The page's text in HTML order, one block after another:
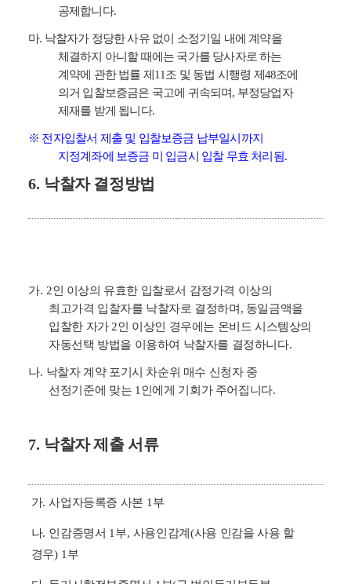
공제합니다.
마. 낙찰자가 정당한 사유 없이 소정기일 내에 계약을
체결하지 아니할 때에는 국가를 당사자로 하는
계약에 관한 법률 제 11조 및 동법 시행령 제 48조에
의거 입찰보증금은 국고에 귀속되며, 부정당업자
제재를 받게 됩니다.
※ 전자입찰서 제출 및 입찰보증금 납부일시까지
지정계좌에 보증금 미 입금시 입찰 무효 처리됨.
6. 낙찰자 결정방법
가. 2인 이상의 유효한 입찰로서 감정가격 이상의
최고가격 입찰자를 낙찰자로 결정하며 , 동일금액을
입찰한 자가 2인 이상인 경우에는 온비드 시스템상의
자동선택 방법을 이용하여 낙찰자를 결정하니다.
나. 낙찰자 계약 포기시 차순위 매수 신청자 중
선정기준에 맞는 1 인에게 기회가 주어집니다.
7. 낙찰자 제출 서류
가.사업자등록증 사본 1 부
나. 인감증명서 1 부, 사용인감계 (사용 인감을 사용 할
경우) 1 부